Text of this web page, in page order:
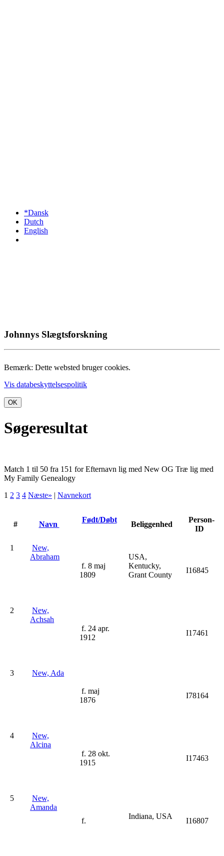
*Dansk
Dutch
English
Johnnys Slægtsforskning
Bemærk: Dette websted bruger cookies.
Vis databeskyttelsespolitik
OK
Søgeresultat
Match 1 til 50 fra 151 for Efternavn lig med New OG Træ lig med
My Family Genealogy
1 2 3 4 Næste» | Navnekort
# Navn
Født/Døbt
Beliggenhed
Person-
ID
1
New,
Abraham
f. 8 maj
1809
USA,
Kentucky,
Grant County
I16845
2
New,
Achsah
f. 24 apr.
1912
I17461
3 New, Ada
f. maj
1876
I78164
4
New,
Alcina
f. 28 okt.
1915
I17463
5
New,
Amanda
f.
Indiana, USA
I16807